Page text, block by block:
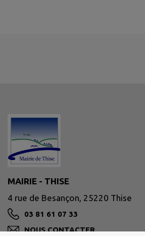
MAIRIE - THISE
4 rue de Besançon, 25220 Thise
03 81 61 07 33
NOUS CONTACTER